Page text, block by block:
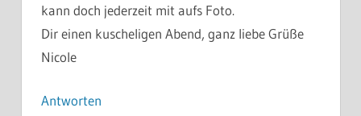
kann doch jederzeit mit aufs Foto.
Dir einen kuscheligen Abend, ganz liebe Grüße
Nicole
Antworten